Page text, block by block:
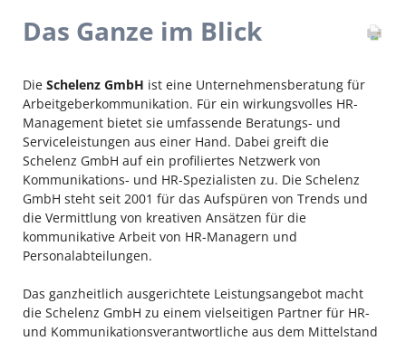
Das Ganze im Blick
Die Schelenz GmbH ist eine Unternehmensberatung für
Arbeitgeberkommunikation. Für ein wirkungsvolles HR-
Management bietet sieumfassende Beratungs- und
Serviceleistungen aus einer Hand. Dabei greift die
Schelenz GmbH auf ein profiliertes Netzwerk von
Kommunikations- und HR-Spezialisten zu. Die Schelenz
GmbH steht seit 2001 für das Aufspüren von Trends und
die Vermittlung von kreativen Ansätzen für die
kommunikative Arbeit von HR-Managern und
Personalabteilungen.
Das ganzheitlich ausgerichtete Leistungsangebot macht
die Schelenz GmbH zu einem vielseitigen Partner für HR-
und Kommunikationsverantwortliche aus dem Mittelstand